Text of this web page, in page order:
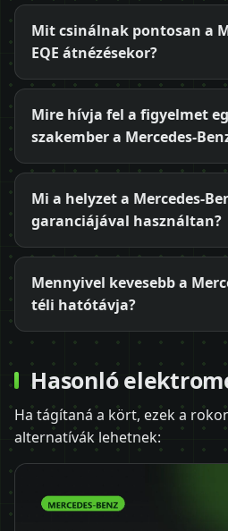
Mit csinálnak pontosan a
EQE átnézésekor?
Mire hívja fel a figyelmet
szakember a Mercedes-
Mi a helyzet a Mercedes-
garanciájával használtan?
Mennyivel kevesebb a
téli hatótávja?
Hasonló
Ha tágítaná a kört, ezek a
alternatívák lehetnek: